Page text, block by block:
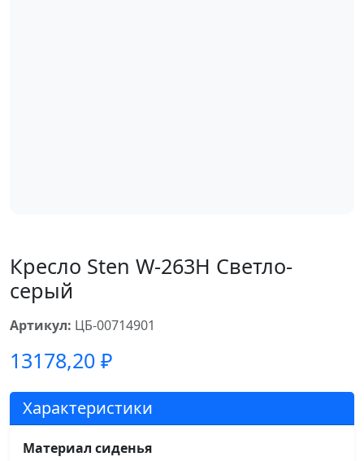
Кресло Sten W-263H Светло-
серый
Артикул: ЦБ-00714901
13178,20 ₽
Характеристики
Материал сиденья